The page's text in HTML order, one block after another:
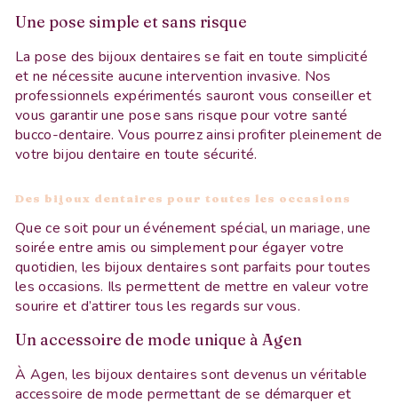
Une pose simple et sans risque
La pose des bijoux dentaires se fait en toute simplicité
et ne nécessite aucune intervention invasive. Nos
professionnels expérimentés sauront vous conseiller et
vous garantir une pose sans risque pour votre santé
bucco-dentaire. Vous pourrez ainsi profiter pleinement de
votre bijou dentaire en toute sécurité.
Des bijoux dentaires pour toutes les occasions
Que ce soit pour un événement spécial, un mariage, une
soirée entre amis ou simplement pour égayer votre
quotidien, les bijoux dentaires sont parfaits pour toutes
les occasions. Ils permettent de mettre en valeur votre
sourire et d’attirer tous les regards sur vous.
Un accessoire de mode unique à Agen
À Agen, les bijoux dentaires sont devenus un véritable
accessoire de mode permettant de se démarquer et